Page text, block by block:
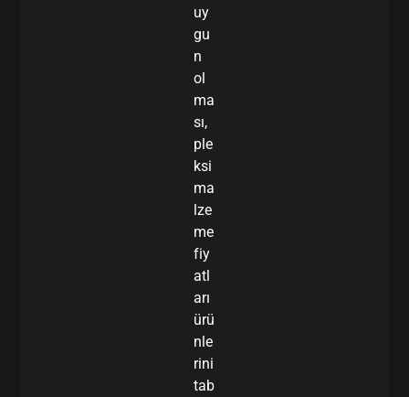
uy
gu
n
ol
ma
sı,
ple
ksi
ma
lze
me
fiy
atl
arı
ürü
nle
rini
tab